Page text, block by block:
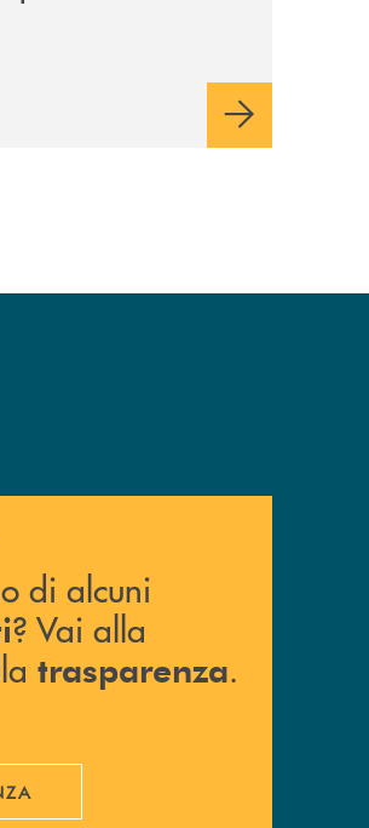
del
documenti ? Vai alla pagina della
di alcuni
? Vai alla
trasparenza.